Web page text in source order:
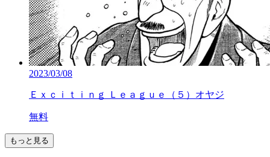
2023/03/08
Ｅｘｃｉｔｉｎｇ Ｌｅａｇｕｅ（５）オヤジ
無料
もっと見る